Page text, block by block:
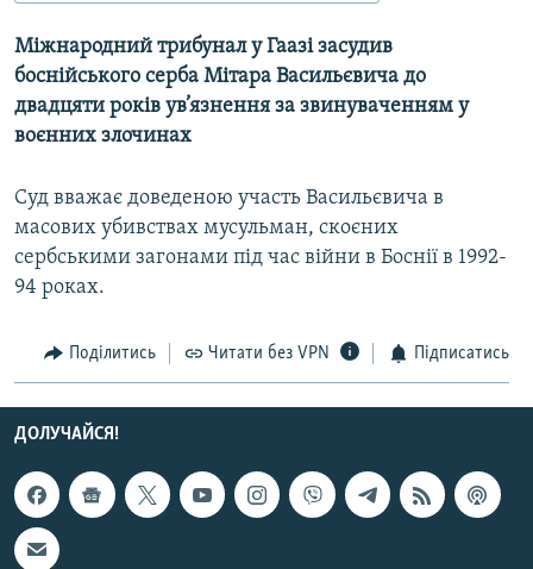
МУЛЬТИМЕДІА
ФОТО
СПЕЦПРОЄКТИ
ПОДКАСТИ
КРИМ РЕАЛІЇ
РУС
КТАТ
ДОЛУЧАЙСЯ!
Міжнародний трибунал у Гаазі засудив
боснійського серба Мітара Васильєвича до
двадцяти років ув’язнення за звинуваченням у
воєнних злочинах
Суд вважає доведеною участь Васильєвича в
масових убивствах мусульман, скоєних
сербськими загонами під час війни в Боснії в 1992-
94 роках.
Поділитись Читати без VPN Підписатись
ДОЛУЧАЙСЯ!